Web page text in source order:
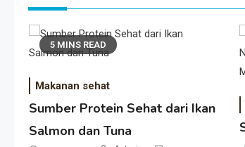
5 MINS READ
Makanan sehat
Sumber Protein Sehat dari Ikan
Salmon dan Tuna